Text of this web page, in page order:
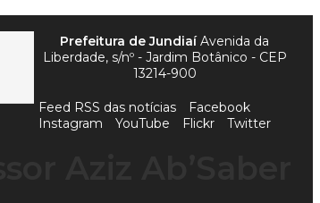
Prefeitura de JundiaíAvenida da
Liberdade, s/nº - Jardim Botânico - CEP
13214-900
Feed RSS das notícias
Facebook
Instagram
YouTube Flickr Twitter